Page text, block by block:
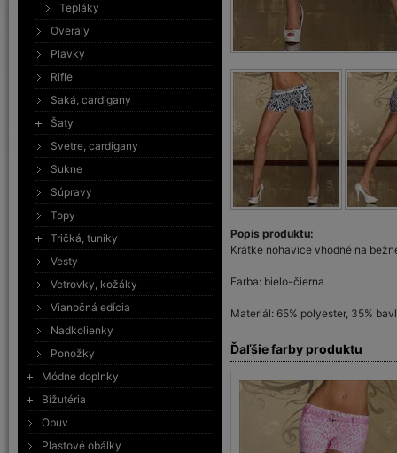
Tepláky
Overaly
Plavky
Rifle
Saká, cardigany
Šaty
Svetre, cardigany
Sukne
Súpravy
Topy
Tričká, tuniky
Vesty
Vetrovky, kožáky
Vianočná edícia
Nadkolienky
Ponožky
Módne doplnky
Bižutéria
Obuv
Plastové obálky
Popis produktu:
Krátke nohavice vhodné na
Farba: bielo-čierna
Materiál: 65% polyester, 35%
Ďaľšie farby produktu